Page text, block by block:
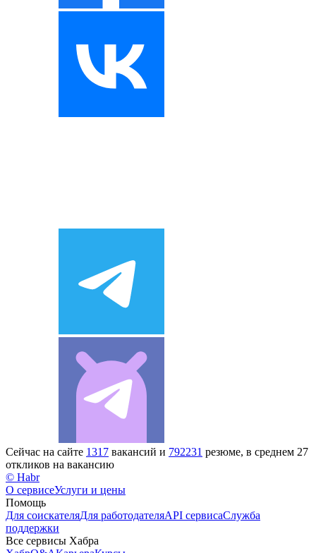
Сейчас на сайте 1317 вакансий и 792231 резюме, в среднем 27
откликов на вакансию
© Habr
О сервисеУслуги и цены
Помощь
Для соискателяДля работодателяAPI сервисаСлужба
поддержки
Все сервисы Хабра